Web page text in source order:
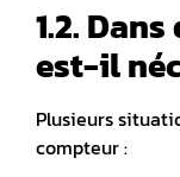
1.2.
est-il
Plusieurs
compteur :